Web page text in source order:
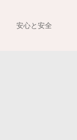
安心と安全